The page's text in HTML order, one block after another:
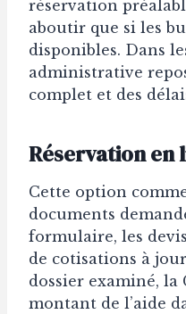
réservation
aboutir que si les
disponibles. Dans
administrative
complet et des
Réservation en
Cette option
documents
formulaire, les
de cotisations à
dossier examiné, la
montant de l’aide